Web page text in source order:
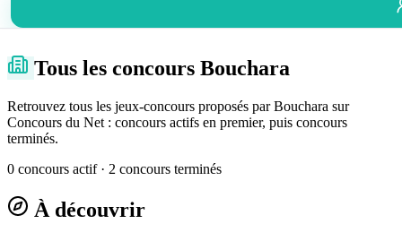
Tous les concours Bouchara
Retrouvez tous les jeux-concours proposés par Bouchara sur
Concours du Net : concours actifs en premier, puis concours
terminés.
0 concours actif · 2 concours terminés
À découvrir